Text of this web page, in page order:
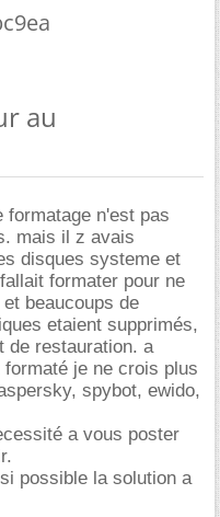
au
n'est pas
mais il z avais
disques systeme et
formater pour ne
beaucoups de
etaient supprimés,
de restauration. a
je ne crois plus
spybot, ewido,
a vous poster
possible la solution a